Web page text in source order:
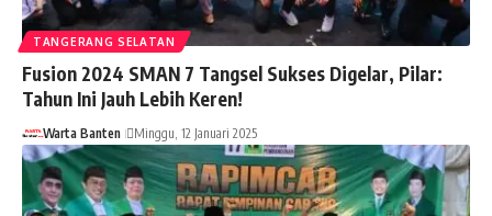
TANGERANG SELATAN
Fusion 2024 SMAN 7 Tangsel Sukses Digelar, Pilar:
Tahun Ini Jauh Lebih Keren!
Warta Banten Minggu, 12 Januari 2025